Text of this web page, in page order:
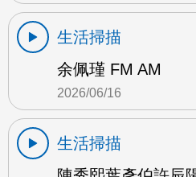
生活掃描
余佩瑾 FM AM
2026/06/16
生活掃描